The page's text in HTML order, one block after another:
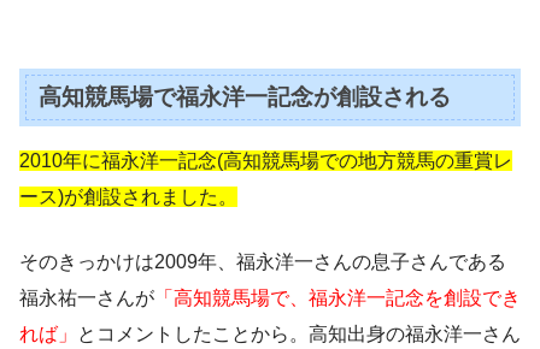
高知競馬場で福永洋一記念が創設される
2010年に福永洋一記念(高知競馬場での地方競馬の重賞レ
ース)が創設されました。
そのきっかけは2009年、福永洋一さんの息子さんである
福永祐一さんが 「高知競馬場で、福永洋一記念を創設でき
れば」
とコメントしたことから。高知出身の福永洋一さん